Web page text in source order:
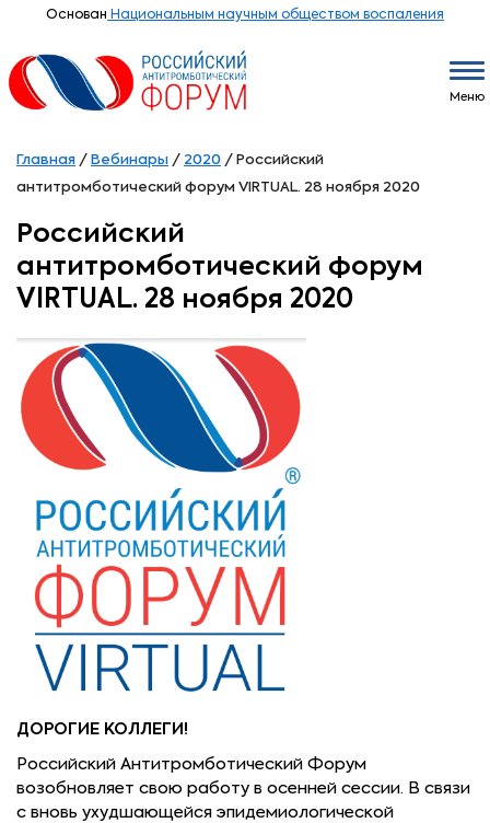
Основан Национальным научным обществом воспаления
Меню
Главная / Вебинары / 2020 / Российский
антитромботический форум VIRTUAL. 28 ноября 2020
Российский
антитромботический форум
VIRTUAL. 28 ноября 2020
ДОРОГИЕ КОЛЛЕГИ!
Российский Антитромботический Форум
возобновляет свою работу в осенней сессии. В связи
с вновь ухудшающейся эпидемиологической